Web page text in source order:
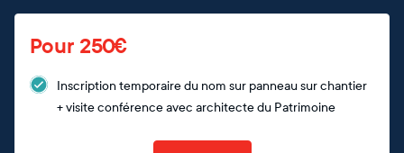
Pour 250€
Inscription temporaire du nom sur panneau sur chantier
+ visite conférence avec architecte du Patrimoine